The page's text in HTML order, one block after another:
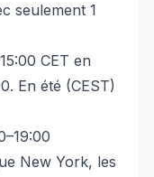
seulement 1
CET en
En été (CEST)
New York, les